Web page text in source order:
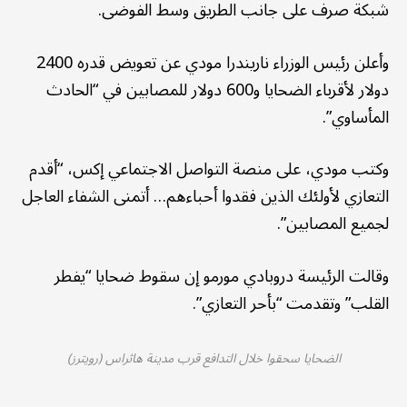
شبكة صرف على جانب الطريق وسط الفوضى.
وأعلن رئيس الوزراء ناريندرا مودي عن تعويض قدره 2400
دولار لأقرباء الضحايا و600 دولار للمصابين في “الحادث
المأساوي”.
وكتب مودي، على منصة التواصل الاجتماعي إكس، “أقدم
التعازي لأولئك الذين فقدوا أحباءهم… أتمنى الشفاء العاجل
لجميع المصابين”.
وقالت الرئيسة دروبادي مورمو إن سقوط ضحايا “يفطر
القلب” وتقدمت “بأحر التعازي”.
الضحايا سحقوا خلال التدافع قرب مدينة هاثراس (رويترز)